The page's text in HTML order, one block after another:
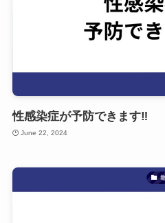
性感染症が予防できます‼
June 22, 2024